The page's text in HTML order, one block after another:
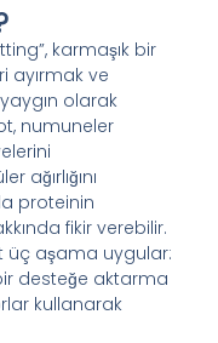
karmaşık bir
ayırmak ve
olarak
numuneler
ağırlığını
proteinin
fikir verebilir.
üç aşama uygular:
desteğe aktarma
kullanarak